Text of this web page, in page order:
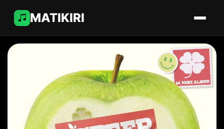
MATIKIRI